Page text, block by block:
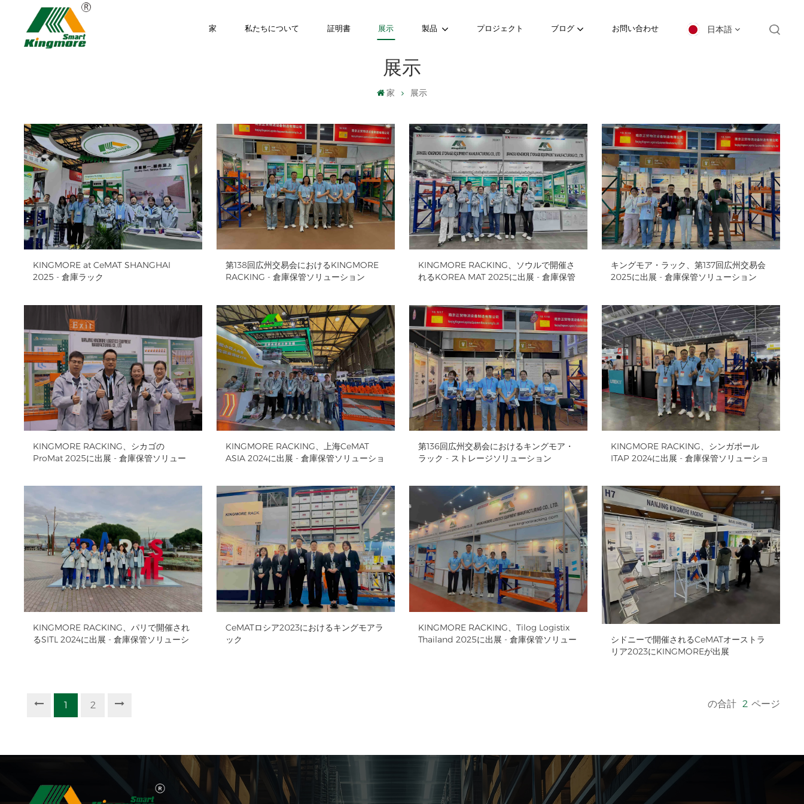
家 私たちについて 証明書 展示 製品 プロジェクト ブログ お問い合わせ 日本語
日本語
한국의
Deutsch
français
العربية
português
русский
展示
家 展示
KINGMORE at CeMAT SHANGHAI
2025 - 倉庫ラック
第138回広州交易会におけるKINGMORE
RACKING - 倉庫保管ソリューション
KINGMORE RACKING、ソウルで開催さ
れるKOREA MAT 2025に出展 - 倉庫保管
キングモア・ラック、第137回広州交易会
2025に出展 - 倉庫保管ソリューション
KINGMORE RACKING、シカゴの
ProMat 2025に出展 - 倉庫保管ソリュー
KINGMORE RACKING、上海CeMAT
ASIA 2024に出展 - 倉庫保管ソリューショ
第136回広州交易会におけるキングモア・
ラック - ストレージソリューション
KINGMORE RACKING、シンガポール
ITAP 2024に出展 - 倉庫保管ソリューショ
KINGMORE RACKING、パリで開催され
るSITL 2024に出展 - 倉庫保管ソリューシ
CeMATロシア2023におけるキングモアラ
ック
KINGMORE RACKING、Tilog Logistix
Thailand 2025に出展 - 倉庫保管ソリュー
シドニーで開催されるCeMATオーストラ
リア2023にKINGMOREが出展
1 2 の合計 2 ページ